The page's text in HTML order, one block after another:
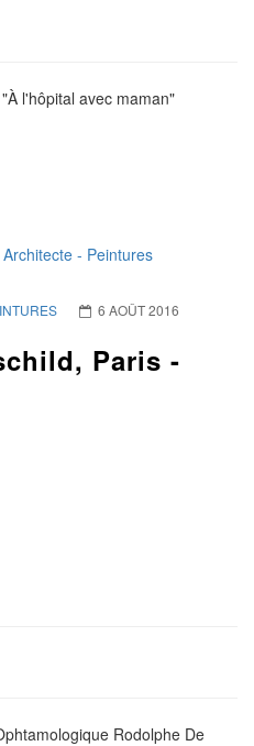
l'hôpital avec maman"
6 AOÛT 2016
Paris -
Rodolphe De